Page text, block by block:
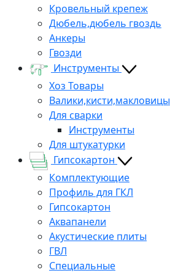
Кровельный крепеж
Дюбель,дюбель гвоздь
Анкеры
Гвозди
Инструменты
Хоз Товары
Валики,кисти,макловицы
Для сварки
Инструменты
Для штукатурки
Гипсокартон
Комплектующие
Профиль для ГКЛ
Гипсокартон
Аквапанели
Акустические плиты
ГВЛ
Специальные